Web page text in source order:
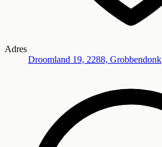
Adres
Droomland 19, 2288, Grobbendonk